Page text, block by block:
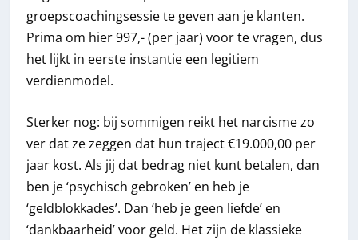
groepscoachingsessie te geven aan je klanten.
Prima om hier 997,- (per jaar) voor te vragen, dus
het lijkt in eerste instantie een legitiem
verdienmodel.
Sterker nog: bij sommigen reikt het narcisme zo
ver dat ze zeggen dat hun traject €19.000,00 per
jaar kost. Als jij dat bedrag niet kunt betalen, dan
ben je ‘psychisch gebroken’ en heb je
‘geldblokkades’. Dan ‘heb je geen liefde’ en
‘dankbaarheid’ voor geld. Het zijn de klassieke